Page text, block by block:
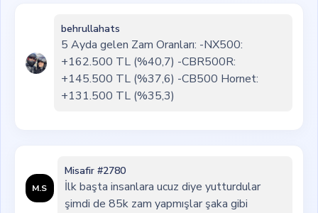
behrullahats
5 Ayda gelen Zam Oranları: -NX500:
+162.500 TL (%40,7) -CBR500R:
+145.500 TL (%37,6) -CB500 Hornet:
+131.500 TL (%35,3)
M.S
Misafir #2780
İlk başta insanlara ucuz diye yutturdular
şimdi de 85k zam yapmışlar şaka gibi